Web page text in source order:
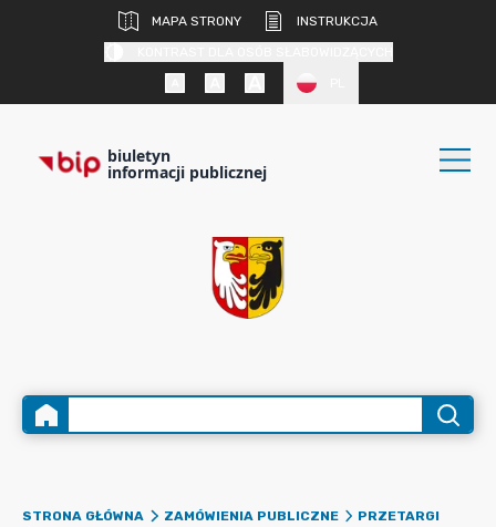
MAPA STRONY
INSTRUKCJA
biuletyn
informacji publicznej
STRONA GŁÓWNA ZAMÓWIENIA PUBLICZNE
PRZETARGI